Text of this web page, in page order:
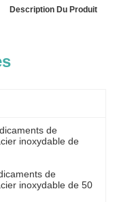
Description Du Produit
de
inoxydable de
de
inoxydable de 50